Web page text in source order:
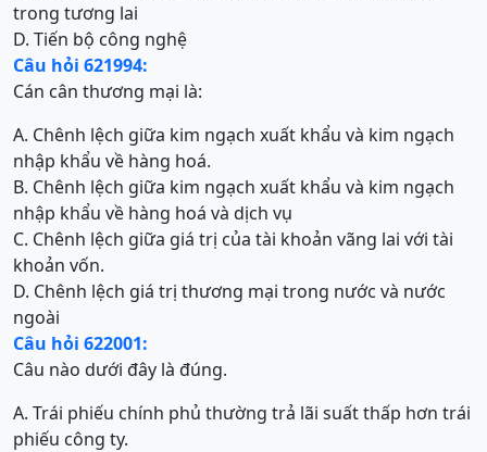
trong tương lai
D. Tiến bộ công nghệ
Câu hỏi 621994:
Cán cân thương mại là:
A. Chênh lệch giữa kim ngạch xuất khẩu và kim ngạch
nhập khẩu về hàng hoá.
B. Chênh lệch giữa kim ngạch xuất khẩu và kim ngạch
nhập khẩu về hàng hoá và dịch vụ
C. Chênh lệch giữa giá trị của tài khoản vãng lai với tài
khoản vốn.
D. Chênh lệch giá trị thương mại trong nước và nước
ngoài
Câu hỏi 622001:
Câu nào dưới đây là đúng.
A. Trái phiếu chính phủ thường trả lãi suất thấp hơn trái
phiếu công ty.